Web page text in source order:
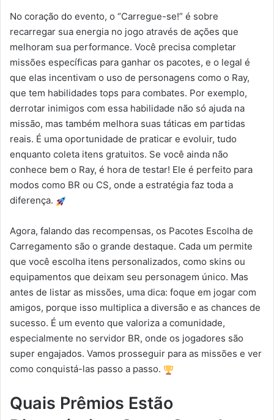
No coração do evento, o “Carregue-se!” é sobre
recarregar sua energia no jogo através de ações que
melhoram sua performance. Você precisa completar
missões específicas para ganhar os pacotes, e o legal é
que elas incentivam o uso de personagens como o Ray,
que tem habilidades tops para combates. Por exemplo,
derrotar inimigos com essa habilidade não só ajuda na
missão, mas também melhora suas táticas em partidas
reais. É uma oportunidade de praticar e evoluir, tudo
enquanto coleta itens gratuitos. Se você ainda não
conhece bem o Ray, é hora de testar! Ele é perfeito para
modos como BR ou CS, onde a estratégia faz toda a
diferença.
Agora, falando das recompensas, os Pacotes Escolha de
Carregamento são o grande destaque. Cada um permite
que você escolha itens personalizados, como skins ou
equipamentos que deixam seu personagem único. Mas
antes de listar as missões, uma dica: foque em jogar com
amigos, porque isso multiplica a diversão e as chances de
sucesso. É um evento que valoriza a comunidade,
especialmente no servidor BR, onde os jogadores são
super engajados. Vamos prosseguir para as missões e ver
como conquistá-las passo a passo.
Quais Prêmios Estão